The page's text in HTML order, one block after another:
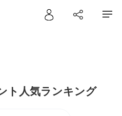
ト人気ランキング